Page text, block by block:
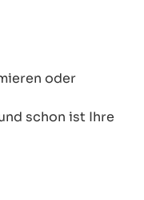
oder
schon ist Ihre